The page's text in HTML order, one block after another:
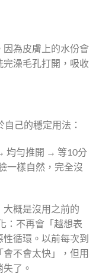
因為皮膚上的水份會
澡毛孔打開，吸收
己的穩定用法：
均勻推開 → 等10分
一樣自然，完全沒
概是沒用之前的
：不再會「越想表
循環。以前每次到
不會太快」，但用
了。